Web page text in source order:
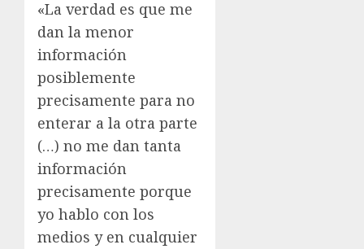
«La verdad es que me
dan la menor
información
posiblemente
precisamente para no
enterar a la otra parte
(…) no me dan tanta
información
precisamente porque
yo hablo con los
medios y en cualquier